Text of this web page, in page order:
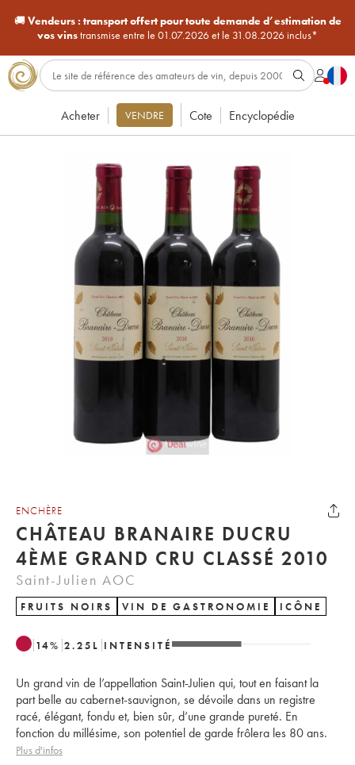
🚚Vendeurs : transport offert pour toute demande d’estimation de
vos vinstransmise entre le 01.07.2026 et le 31.08.2026 inclus*
Acheter VENDRE Cote Encyclopédie
ENCHÈRE
CHÂTEAU BRANAIRE DUCRU
4ÈME GRAND CRU CLASSÉ 2010
Saint-Julien AOC
FRUITS NOIRS VIN DE GASTRONOMIE ICÔNE
14% 2.25 L INTENSITÉ
Un grand vin de l’appellation Saint-Julien qui, tout en faisant la
part belle au cabernet-sauvignon, se dévoile dans un registre
racé, élégant, fondu et, bien sûr, d’une grande pureté. En
fonction du millésime, son potentiel de garde frôlera les 80 ans.
Plus d'infos